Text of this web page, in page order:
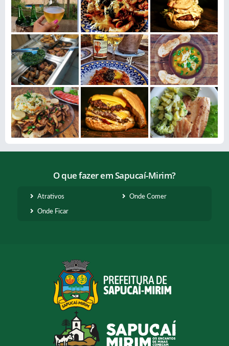
O que fazer em Sapucaí-Mirim?
Atrativos
Onde Comer
Onde Ficar